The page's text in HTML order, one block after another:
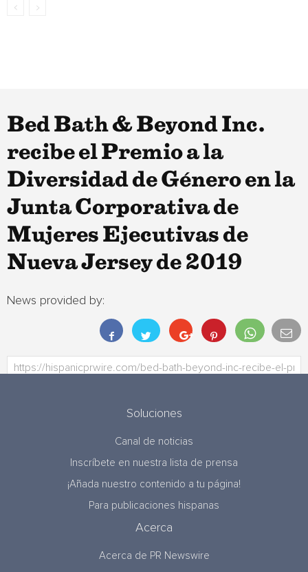
Bed Bath & Beyond Inc.
recibe el Premio a la
Diversidad de Género en la
Junta Corporativa de
Mujeres Ejecutivas de
Nueva Jersey de 2019
News provided by:
Soluciones
Canal de noticias
Inscríbete en nuestra lista de prensa
¡Añada nuestro contenido a tu página!
Para publicaciones hispanas
Acerca
Acerca de PR Newswire